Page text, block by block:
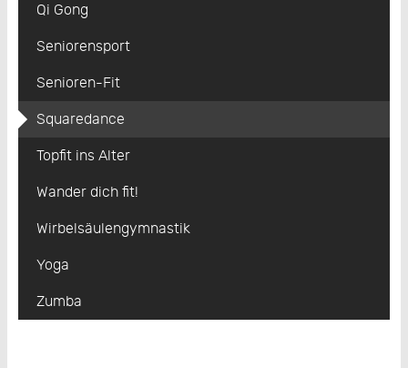
Qi Gong
Seniorensport
Senioren-Fit
Squaredance
Topfit ins Alter
Wander dich fit!
Wirbelsäulengymnastik
Yoga
Zumba